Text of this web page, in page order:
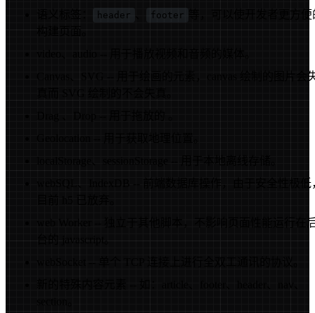
语义标签： header footer
等，可以使开发者更方便
构建页面。
video、audio -- 用于播放视频和音频的媒体。
Canvas、SVG -- 用于绘画的元素，canvas 绘制的图片会
真而 SVG 绘制的不会失真。
Drag 、Drop -- 用于拖放的 。
Geolocation -- 用于获取地理位置。
localStorage、sessionStorage -- 用于本地离线存储。
webSQL、IndexDB -- 前端数据库操作，由于安全性极低
目前 h5 已放弃。
web Worker -- 独立于其他脚本，不影响页面性能运行在
台的 javascript。
webSocket -- 单个 TCP 连接上进行全双工通讯的协议。
新的特殊内容元素 -- 如：article、footer、header、nav、